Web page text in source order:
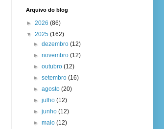
Arquivo do blog
► 2026 (86)
▼ 2025 (162)
► dezembro (12)
► novembro (12)
► outubro (12)
► setembro (16)
► agosto (20)
► julho (12)
► junho (12)
► maio (12)